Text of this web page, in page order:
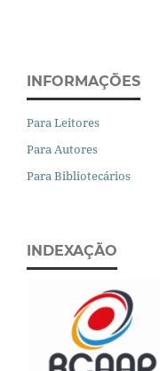
INFORMAÇÕES
Para Leitores
Para Autores
Para Bibliotecários
INDEXAÇÃO